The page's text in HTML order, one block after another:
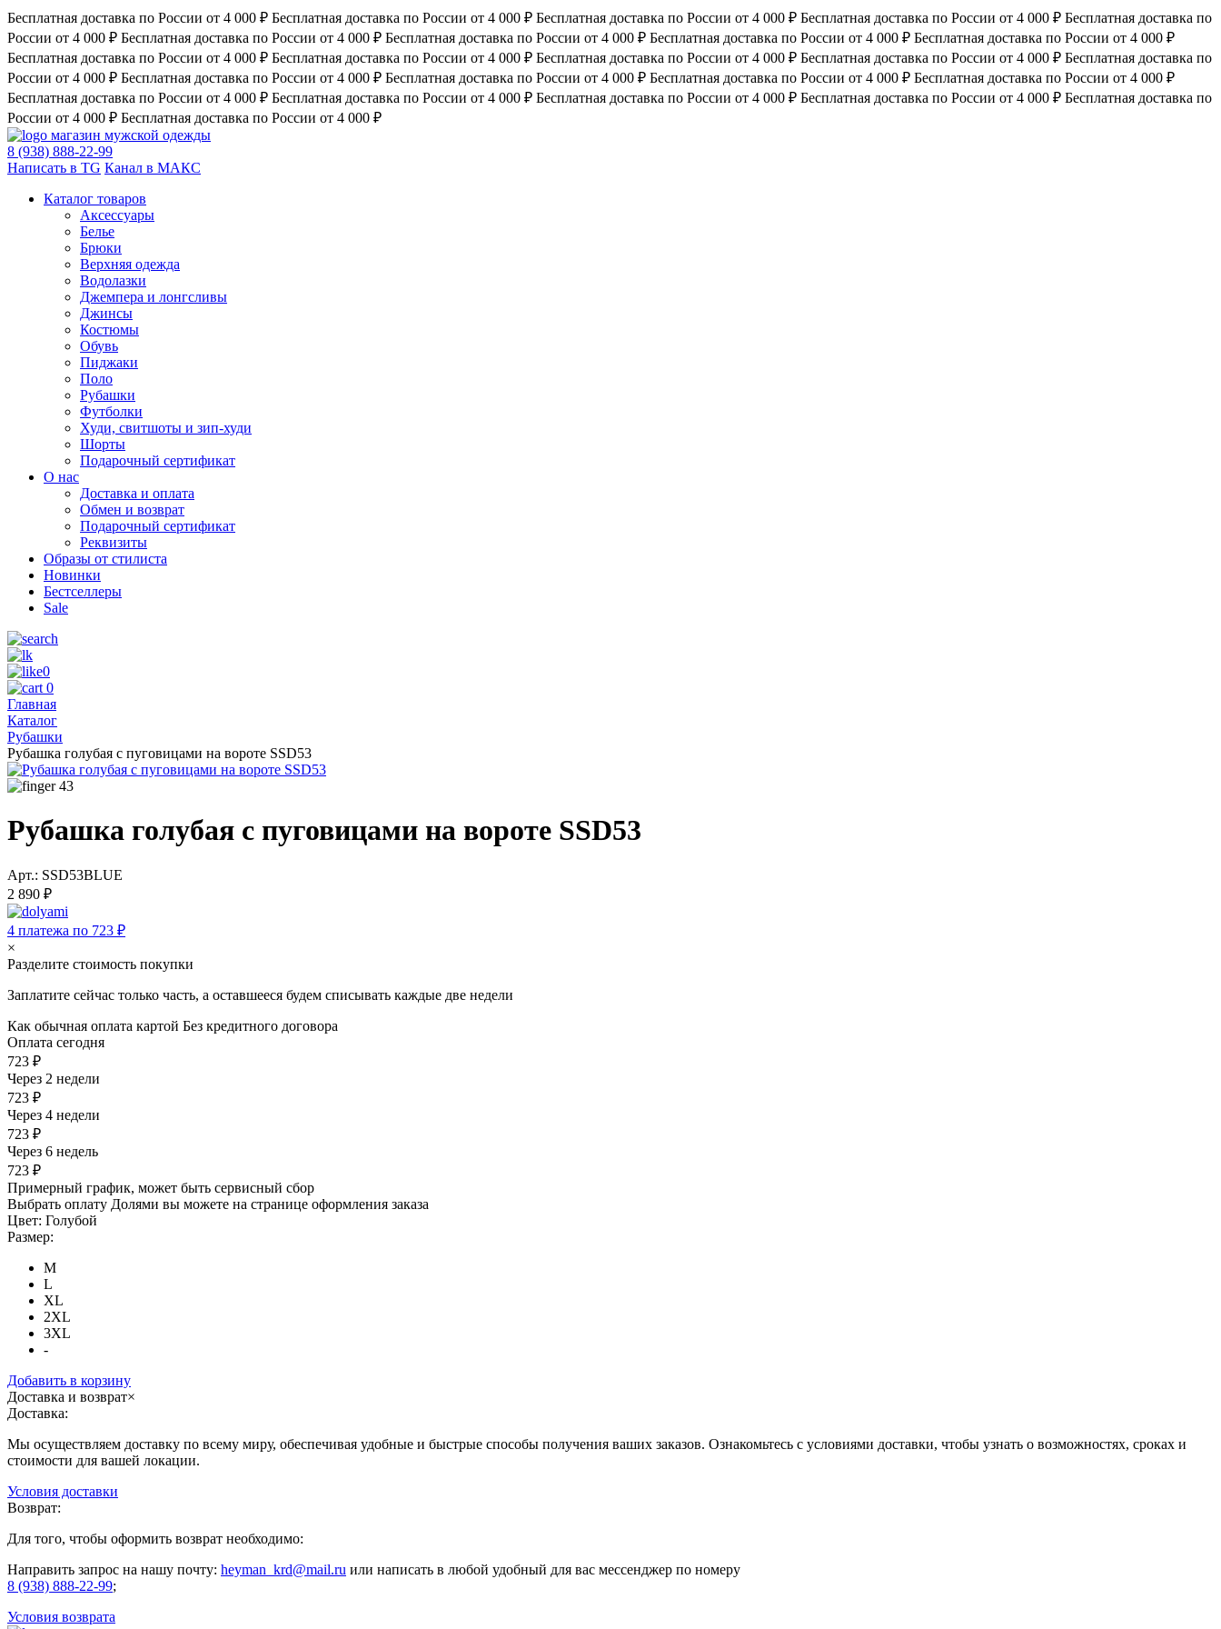
Бесплатная доставка по России от 4 000 ₽ Бесплатная доставка по России от 4 000 ₽ Бесплатная доставка по России от 4 000 ₽ Бесплатная доставка по России от 4 000 ₽ Бесплатная доставка по
России от 4 000 ₽ Бесплатная доставка по России от 4 000 ₽ Бесплатная доставка по России от 4 000 ₽ Бесплатная доставка по России от 4 000 ₽ Бесплатная доставка по России от 4 000 ₽
Бесплатная доставка по России от 4 000 ₽ Бесплатная доставка по России от 4 000 ₽ Бесплатная доставка по России от 4 000 ₽ Бесплатная доставка по России от 4 000 ₽ Бесплатная доставка по
России от 4 000 ₽ Бесплатная доставка по России от 4 000 ₽ Бесплатная доставка по России от 4 000 ₽ Бесплатная доставка по России от 4 000 ₽ Бесплатная доставка по России от 4 000 ₽
Бесплатная доставка по России от 4 000 ₽ Бесплатная доставка по России от 4 000 ₽ Бесплатная доставка по России от 4 000 ₽ Бесплатная доставка по России от 4 000 ₽ Бесплатная доставка по
России от 4 000 ₽ Бесплатная доставка по России от 4 000 ₽
магазин мужской одежды
8 (938) 888-22-99
Написать в TG Канал в МАКС
Каталог товаров
Аксессуары
Белье
Брюки
Верхняя одежда
Водолазки
Джемпера и лонгсливы
Джинсы
Костюмы
Обувь
Пиджаки
Поло
Рубашки
Футболки
Худи, свитшоты и зип-худи
Шорты
Подарочный сертификат
О нас
Доставка и оплата
Обмен и возврат
Подарочный сертификат
Реквизиты
Образы от стилиста
Новинки
Бестселлеры
Sale
0
0
Главная
Каталог
Рубашки
Рубашка голубая с пуговицами на вороте SSD53
43
Рубашка голубая с пуговицами на вороте SSD53
Арт.: SSD53BLUE
2 890 ₽
4 платежа по 723 ₽
×
Разделите стоимость покупки
Заплатите сейчас только часть, а оставшееся будем списывать каждые две недели
Как обычная оплата картой Без кредитного договора
Оплата сегодня
723 ₽
Через 2 недели
723 ₽
Через 4 недели
723 ₽
Через 6 недель
723 ₽
Примерный график, может быть сервисный сбор
Выбрать оплату Долями вы можете на странице оформления заказа
Цвет: Голубой
Размер:
M
L
XL
2XL
3XL
-
Добавить в корзину
Доставка и возврат×
Доставка:
Мы осуществляем доставку по всему миру, обеспечивая удобные и быстрые способы получения ваших заказов. Ознакомьтесь с условиями доставки, чтобы узнать о возможностях, сроках и
стоимости для вашей локации.
Условия доставки
Возврат:
Для того, чтобы оформить возврат необходимо:
Направить запрос на нашу почту: heyman_krd@mail.ru или написать в любой удобный для вас мессенджер по номеру
8 (938) 888-22-99;
Условия возврата